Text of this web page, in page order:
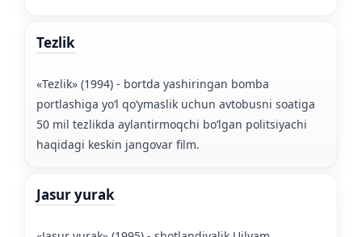
Tezlik
«Tezlik» (1994) - bortda yashiringan bomba
portlashiga yoʻl qoʻymaslik uchun avtobusni soatiga
50 mil tezlikda aylantirmoqchi boʻlgan politsiyachi
haqidagi keskin jangovar film.
Jasur yurak